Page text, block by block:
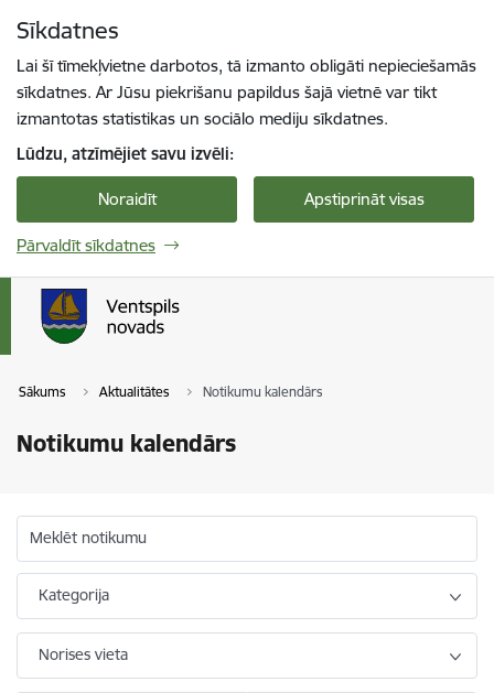
Sīkdatnes
Lai šī tīmekļvietne darbotos, tā izmanto obligāti nepieciešamās
sīkdatnes. Ar Jūsu piekrišanu papildus šajā vietnē var tikt
izmantotas statistikas un sociālo mediju sīkdatnes.
Lūdzu, atzīmējiet savu izvēli:
Noraidīt Apstiprināt visas
Pārvaldīt sīkdatnes
Sākums Aktualitātes Notikumu kalendārs
Notikumu kalendārs
Meklēt notikumu
Kategorija
Norises vieta